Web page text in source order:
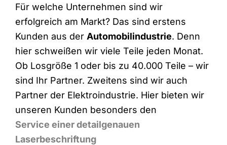
Für welche Unternehmen sind wir
erfolgreich am Markt? Das sind erstens
Kunden aus der Automobilindustrie. Denn
hier schweißen wir viele Teile jeden Monat.
Ob Losgröße 1 oder bis zu 40.000 Teile – wir
sind Ihr Partner. Zweitens sind wir auch
Partner der Elektroindustrie. Hier bieten wir
unseren Kunden besonders den
Service einer detailgenauen
Laserbeschriftung